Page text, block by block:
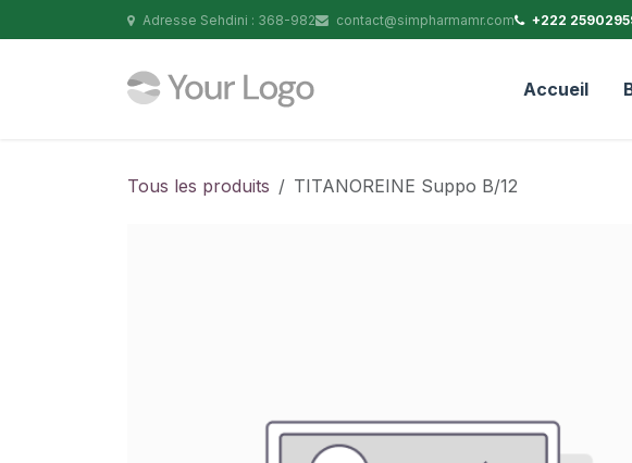
Se rendre au contenuAdresse Sehdini : 368-982 contact@simpharmamr.com +222
Accueil
Tous les produits TITANOREINE Suppo B/12